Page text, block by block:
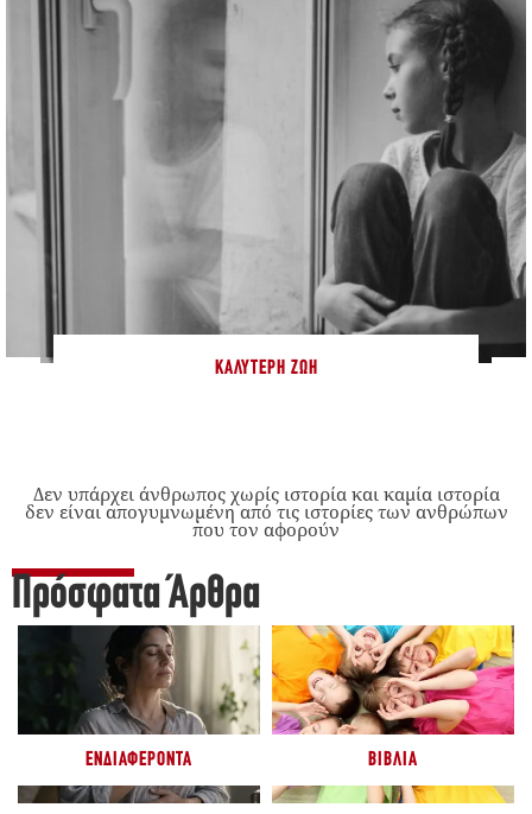
ΚΑΛΎΤΕΡΗ ΖΩΉ
Δεν υπάρχει άνθρωπος χωρίς ιστορία και καμία ιστορία
δεν είναι απογυμνωμένη από τις ιστορίες των ανθρώπων
που τον αφορούν
Πρόσφατα Άρθρα
ΕΝΔΙΑΦΈΡΟΝΤΑ ΒΙΒΛΊΑ